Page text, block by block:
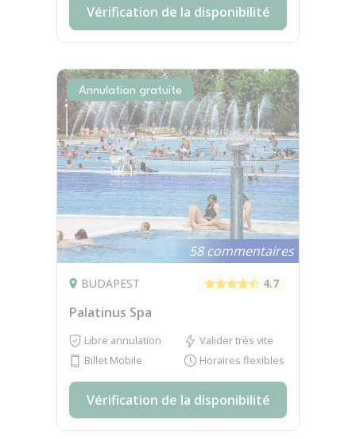
Vérification de la disponibilité
Annulation gratuite
58 commentaires
BUDAPEST 4.7
Palatinus Spa
Libre annulation
Valider très vite
Billet Mobile
Horaires flexibles
Vérification de la disponibilité